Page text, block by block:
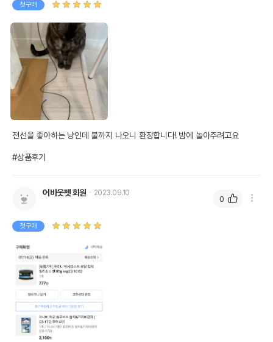
잡히지 않는 레이저가 아닌
첫구매
전선을 좋아하는 냥인데 불까지 나오니 환장합니다! 밤에 놀아주려고요
#상품후기
어바웃펫 회원 2023.09.10
첫구매
0